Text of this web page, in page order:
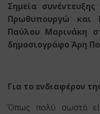
Σημεία
Πρωθυπουργώ και
Παύλου Μαρινάκη
δημοσιογράφο Άρη
Για το ενδιαφέρον
Όπως πολύ σωστά